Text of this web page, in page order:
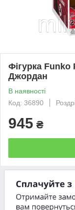
Фігурка
Джордан
В наявності
Код: 36890
945 ₴